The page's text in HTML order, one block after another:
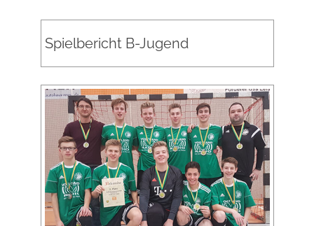
Spielbericht B-Jugend